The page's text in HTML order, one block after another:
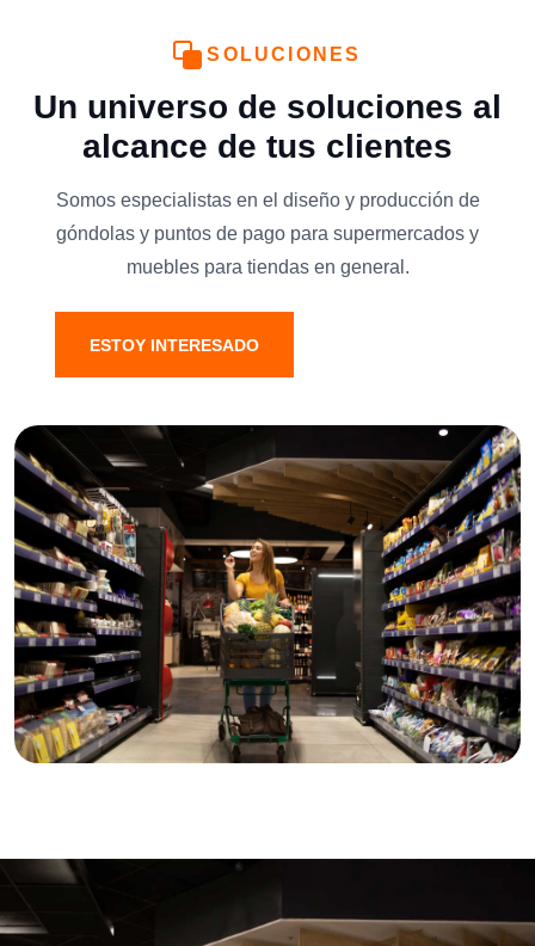
SOLUCIONES
Un universo de soluciones al
alcance de tus clientes
Somos especialistas en el diseño y producción de
góndolas y puntos de pago para supermercados y
muebles para tiendas en general.
ESTOY INTERESADO